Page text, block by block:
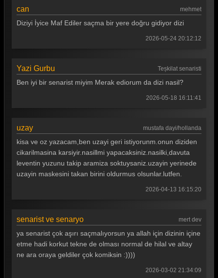
Teşkilat 106. Bölüm
Teşkilat 103. Bölüm
Teşkilat 100. Bölüm
Teşkilat 99. Bölüm
Teşkilat 98. Bölüm
Teşkilat 97. Bölüm
Teşkilat 94. Bölüm
Teşkilat 93. Bölüm
can mehmet
Diziyi İyice Maf Ediler saçma bir yere doğru gidiyor dizi
2026-05-24 20:12:12
Yazi Gurbu Teșkilat senaristi
Ben iyi bir senarist miyim Merak ediorum da dizi nasil?
2026-05-18 16:11:41
uzay mustafa dayi/hollanda
kisa ve oz yazacam,ben uzayi geri istiyorunm.onun diziden
cikarilmasina karsiyir.nasillmi yapacaksiniz.nasilki,davuta
leventin yuzunu takip aramiza soktuysaniz.uzayin yerinede
uzayin maskesini takan birini oldurmus olsunlar.lutfen.
2026-04-13 16:15:20
senarist ve senaryo mert dev
ya senarist çok aşırı saçmalıyorsun ya allah için dizinin içine
etme hadi korkut tekne de olması normal de hilal ve altay
ne ara oraya geldiler çok komiksin :))))
2026-03-02 21:34:09